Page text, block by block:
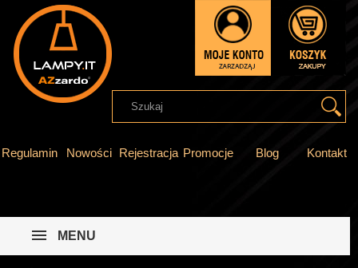
Regulamin Nowości Rejestracja Promocje Blog Kontakt
MENU